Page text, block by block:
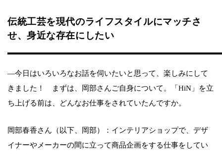
伝統工芸を現代のライフスタイルにマッチさ
せ、身近な存在にしたい
—今日はいろいろなお話を伺いたいと思って、楽しみにして
きました！ まずは、岡部さんご自身について。「HiN」を立
ち上げる前は、どんなお仕事をされていたんですか。
岡部春香さん（以下、岡部）：インテリアショップで、デザ
イナーやメーカーの間に立って商品企画をする仕事をしてい